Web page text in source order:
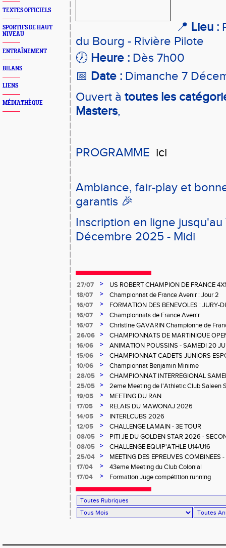
TEXTES OFFICIELS
SPORTIFS DE HAUT
NIVEAU
ENTRAÎNEMENT
BILANS
LIENS
MÉDIATHÈQUE
📍 Lieu :
du Bourg - Rivière Pilote
🕖 Heure : Dès 7h00
📅 Date : Dimanche 7
Ouvert à toutes les
Masters,
PROGRAMME ici
Ambiance, fair-play et
garantis 🎉
Inscription en ligne
Décembre 2025 - Midi
27/07 >
US ROBERT CHAMPION DE FRANCE
18/07
>
Championnat de France Avenir : Jour 2
16/07
>
FORMATION DES BENEVOLES : JURY-
16/07
>
Championnats de France Avenir
16/07
>
Christine GAVARIN Championne de
26/06
>
CHAMPIONNATS DE MARTINIQUE
16/06
>
ANIMATION POUSSINS - SAMEDI 20
15/06
>
CHAMPIONNAT CADETS JUNIORS
10/06
>
Championnat Benjamin Minime
28/05
>
CHAMPIONNAT INTERREGIONAL
Gosier
25/05 >
2eme Meeting de l'Athletic Club Saleen
19/05
>
MEETING DU RAN
17/05
>
RELAIS DU MAWONAJ 2026
14/05
>
INTERLCUBS 2026
12/05
>
CHALLENGE LAMAIN - 3E TOUR
08/05
>
PITI JE DU GOLDEN STAR 2026 -
08/05
>
CHALLENGE EQUIP'ATHLE U14/U16
25/04
>
MEETING DES EPREUVES
Salée
17/04 >
43eme Meeting du Club Colonial
17/04
> Formation Juge compétition running